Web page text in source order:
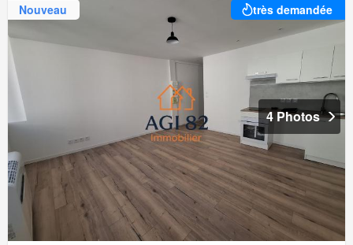
Nouveau très demandée
4 Photos